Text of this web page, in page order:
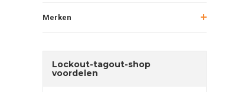
Merken
Lockout-tagout-shop
voordelen